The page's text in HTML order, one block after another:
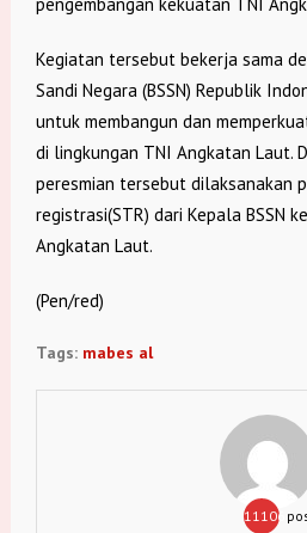
Kegiatan tersebut bekerja sama
Sandi Negara (BSSN) Republik
untuk membangun dan
di lingkungan TNI Angkatan Laut.
peresmian tersebut dilaksanakan
registrasi(STR) dari Kepala BSSN
Angkatan Laut.
(Pen/red)
Tags: mabes al
11106